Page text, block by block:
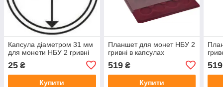
Капсула діаметром 31 мм
для монети НБУ 2 гривні
25 ₴
Купити
Планшет для монет НБУ 2
гривні в капсулах
519₴
Купити
519